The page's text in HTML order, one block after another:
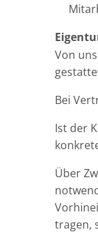
Von
Bei
Ist der
Über
tragen,